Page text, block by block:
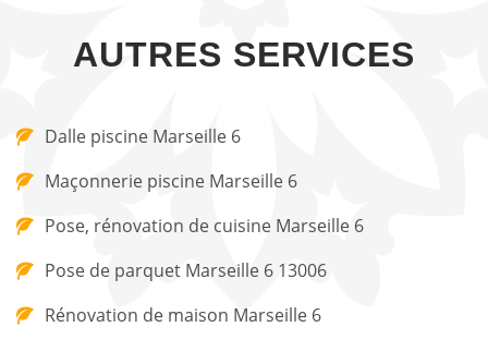
AUTRES SERVICES
Dalle piscine Marseille 6
Maçonnerie piscine Marseille 6
Pose, rénovation de cuisine Marseille 6
Pose de parquet Marseille 6 13006
Rénovation de maison Marseille 6